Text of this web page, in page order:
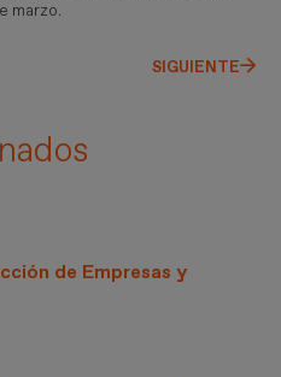
marzo.
SIGUIENTE
de Empresas y